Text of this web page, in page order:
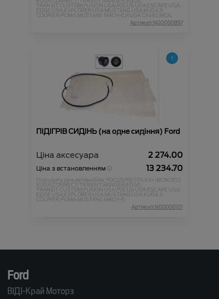
TRANSIT CUSTOM;FUSION USA;FOCUS USA;ESCAPE USA;
EDGE USA;EXPLORER USA;MUSTANG USA;KUGA 3;
COURIER;PUMA;MUSTANG MACH-E;KUGA CX482 MCA;
Артикул:N00000857
ПІДІГРІВ СИДІНЬ (на одне сидіння) Ford
Ціна аксесуара 2 274.00
Ціна з встановленням 13 234.70
Підходить для автомобіля :FOCUS;FIESTA;KA+;MONDEO;
KUGA;CONNECT;TRANSIT;RANGER;EDGE;
TRANSIT CUSTOM;FUSION USA;FOCUS USA;ESCAPE USA;
EDGE USA;EXPLORER USA;MUSTANG USA;KUGA 3;
COURIER;PUMA;MUSTANG MACH-E;
Артикул:N00000101
Ford
ВІДІ-Край Моторз